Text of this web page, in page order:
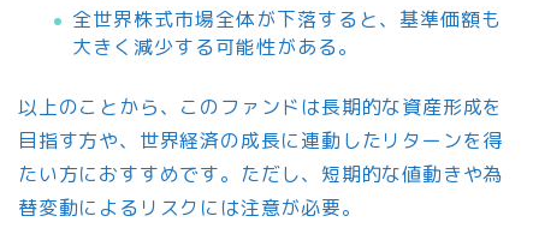
全世界株式市場全体が下落すると、基準価額も
大きく減少する可能性がある。
以上のことから、このファンドは長期的な資産形成を
目指す方や、世界経済の成長に連動したリターンを得
たい方におすすめです。ただし、短期的な値動きや為
替変動によるリスクには注意が必要。